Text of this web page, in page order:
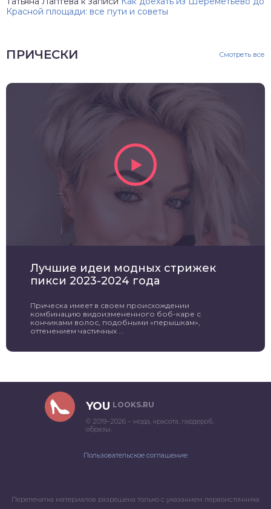
Красной площади: все пути и советы
ПРИЧЕСКИ Смотреть все
Лучшие идеи модных стрижек
пикси 2023-2024 года
Прическа имеет в своем происхождении
комбинацию видоизмененного боб-каре с
кончиками волос, подобными «перышкам»,
оттенением частичных ...
YOU LOOKS.RU
© 2019–2026 – мода, красота, гардероб,
образы.
Пользовательское соглашение
Перепечатка материалов разрешена только с указанием первоисточника